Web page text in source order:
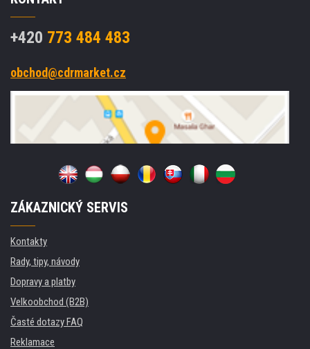
+420 773 484 483
obchod@cdrmarket.cz
ZÁKAZNICKÝ SERVIS
Kontakty
Rady, tipy, návody
Dopravy a platby
Velkoobchod (B2B)
Časté dotazy FAQ
Reklamace